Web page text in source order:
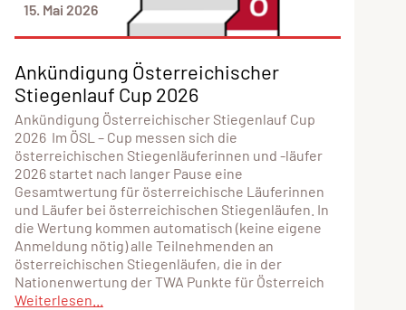
15. Mai 2026
Ankündigung Österreichischer
Stiegenlauf Cup 2026
Ankündigung Österreichischer Stiegenlauf Cup
2026 Im ÖSL – Cup messen sich die
österreichischen Stiegenläuferinnen und -läufer
2026 startet nach langer Pause eine
Gesamtwertung für österreichische Läuferinnen
und Läufer bei österreichischen Stiegenläufen. In
die Wertung kommen automatisch (keine eigene
Anmeldung nötig) alle Teilnehmenden an
österreichischen Stiegenläufen, die in der
Nationenwertung der TWA Punkte für Österreich
Weiterlesen...